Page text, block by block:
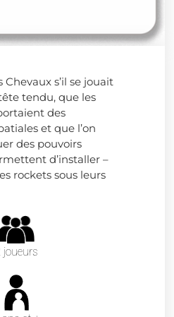
s’il se jouait
tendu, que les
des
et que l’on
des pouvoirs
d’installer –
rockets sous leurs
joueurs